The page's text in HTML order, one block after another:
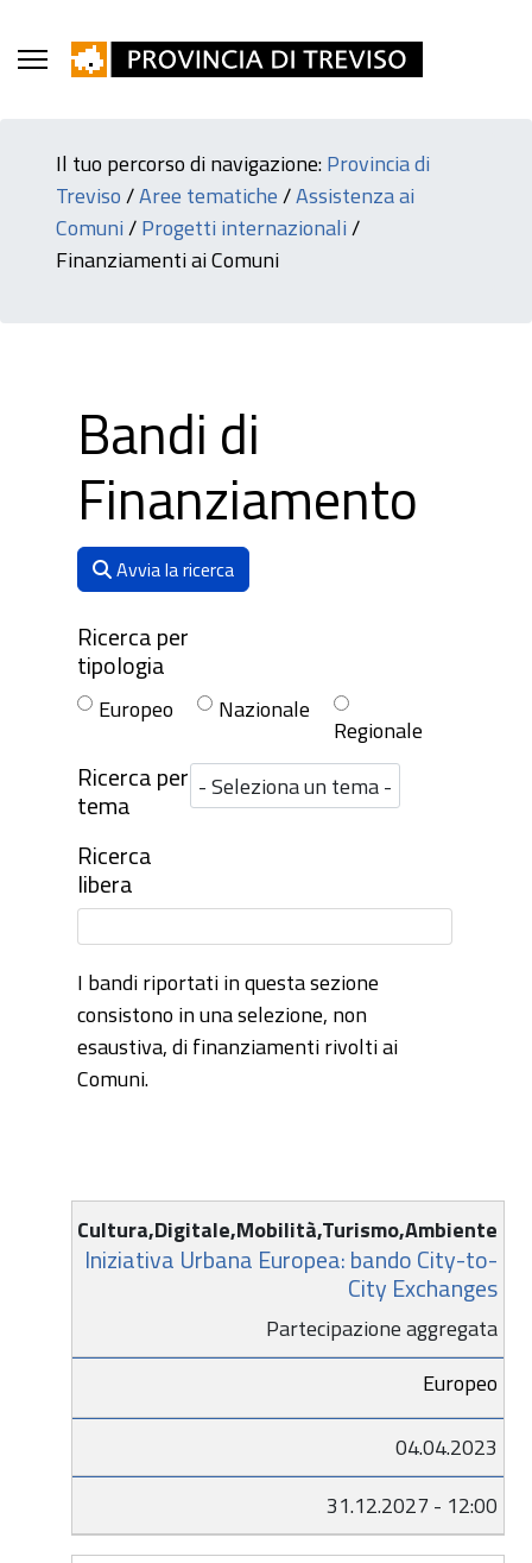
Il tuo percorso di navigazione:Provincia di
Treviso/Aree tematiche/Assistenza ai
Comuni/Progetti internazionali/
Finanziamenti ai Comuni
Bandi di
Finanziamento
Ricerca per
tipologia
Europeo Nazionale
Regionale
Ricerca per
tema
Ricerca
libera
Avvia la ricerca
I bandi riportati in questa sezione
consistono in una selezione, non
esaustiva, di finanziamenti rivolti ai
Comuni.
Tema
e
Bando Apertura Chiusura
Cultura,Digitale,Mobilità,Turismo,Ambiente
Iniziativa Urbana Europea: bando City-to-
City Exchanges
Partecipazione aggregata
Europeo
04.04.2023
31.12.2027 - 12:00